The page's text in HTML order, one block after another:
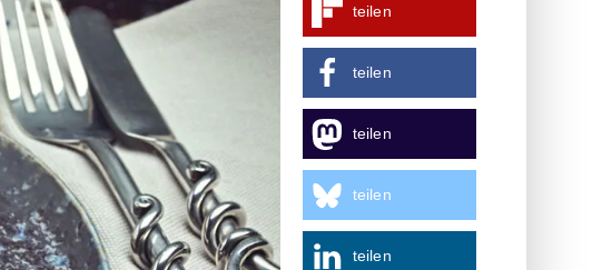
teilen
teilen
teilen
teilen
teilen